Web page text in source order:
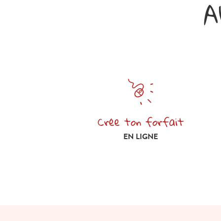
Crée ton forfait
Crée ton forfait en ligne
EN LIGNE